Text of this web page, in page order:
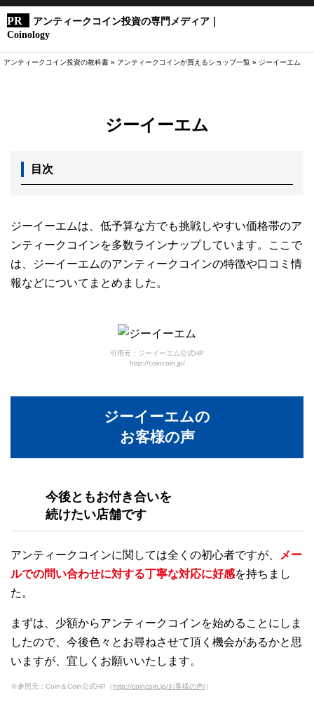
アンティークコイン投資の専門メディア｜
Coinology
アンティークコイン投資の教科書 » アンティークコインが買えるショップ一覧 » ジーイーエム
ジーイーエム
目次
ジーイーエムは、低予算な方でも挑戦しやすい価格帯のア
ンティークコインを多数ラインナップしています。ここで
は、ジーイーエムのアンティークコインの特徴や口コミ情
報などについてまとめました。
引用元：ジーイーエム公式HP
http://coincoin.jp/
ジーイーエムの
お客様の声
今後ともお付き合いを
続けたい店舗です
アンティークコインに関しては全くの初心者ですが、
メー
ルでの問い合わせに対する丁寧な対応に好感を持ちまし
た。
まずは、少額からアンティークコインを始めることにしま
したので、今後色々とお尋ねさせて頂く機会があるかと思
いますが、宜しくお願いいたします。
※参照元：Coin＆Coin公式HP（http://coincoin.jp/お客様の声/）